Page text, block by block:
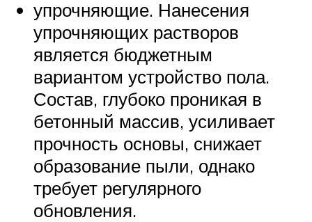
упрочняющие. Нанесения
упрочняющих растворов
является бюджетным
вариантом устройство пола.
Состав, глубоко проникая в
бетонный массив, усиливает
прочность основы, снижает
образование пыли, однако
требует регулярного
обновления.